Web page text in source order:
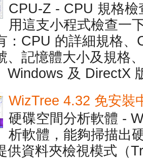
CPU-Z - CPU 規格
用這支小程式檢查一
：CPU 的詳細規格
、記憶體大小及規格
Windows 及 DirectX
WizTree 4.32 免安裝
硬碟空間分析軟體 -
析軟體，能夠掃描出
供資料夾檢視模式（